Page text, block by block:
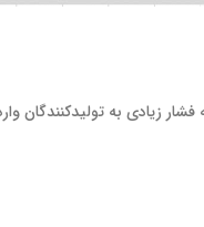
به تولیدکنندگان